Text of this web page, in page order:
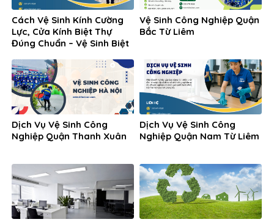
Cách Vệ Sinh Kính Cường
Lực, Cửa Kính Biệt Thự
Đúng Chuẩn – Vệ Sinh Biệt
Vệ Sinh Công Nghiệp Quận
Bắc Từ Liêm
Dịch Vụ Vệ Sinh Công
Nghiệp Quận Thanh Xuân
Dịch Vụ Vệ Sinh Công
Nghiệp Quận Nam Từ Liêm